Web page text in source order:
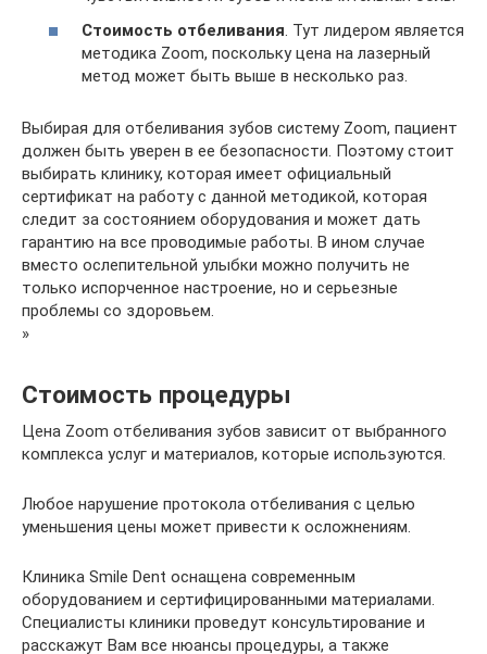
Стоимость отбеливания . Тут лидером является
методика Zoom, поскольку цена на лазерный
метод может быть выше в несколько раз.
Выбирая для отбеливания зубов систему Zoom, пациент
должен быть уверен в ее безопасности. Поэтому стоит
выбирать клинику, которая имеет официальный
сертификат на работу с данной методикой, которая
следит за состоянием оборудования и может дать
гарантию на все проводимые работы. В ином случае
вместо ослепительной улыбки можно получить не
только испорченное настроение, но и серьезные
проблемы со здоровьем.
»
Стоимость процедуры
Цена Zoom отбеливания зубов зависит от выбранного
комплекса услуг и материалов, которые используются.
Любое нарушение протокола отбеливания с целью
уменьшения цены может привести к осложнениям.
Клиника Smile Dent оснащена современным
оборудованием и сертифицированными материалами.
Специалисты клиники проведут консультирование и
расскажут Вам все нюансы процедуры, а также